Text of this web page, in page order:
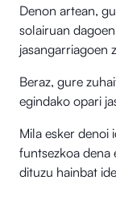
Denon artean,
solairuan
jasangarriagoen
Beraz, gure
egindako opari
Mila esker denoi
funtsezkoa dena
dituzu hainbat